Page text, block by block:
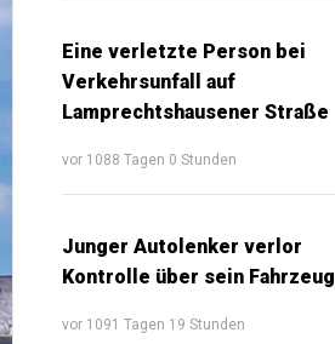
Eine verletzte Person bei
Verkehrsunfall auf
Lamprechtshausener Straße
vor 1088 Tagen 0 Stunden
Junger Autolenker verlor
Kontrolle über sein Fahrzeug
vor 1091 Tagen 19 Stunden